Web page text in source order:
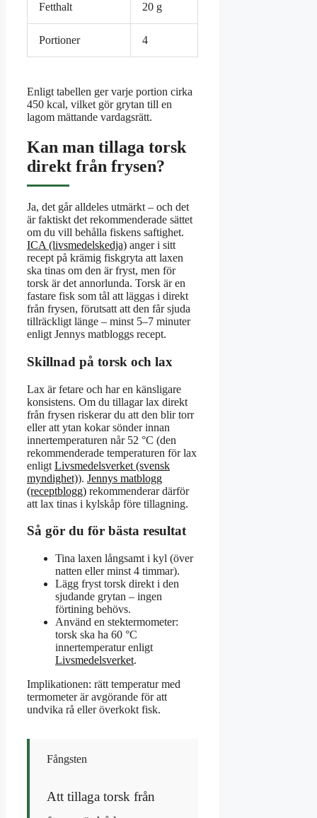
Fetthalt 20 g
Portioner 4
Enligt tabellen ger varje portion cirka
450 kcal, vilket gör grytan till en
lagom mättande vardagsrätt.
Kan man tillaga torsk
direkt från frysen?
Ja, det går alldeles utmärkt – och det
är faktiskt det rekommenderade sättet
om du vill behålla fiskens saftighet.
ICA (livsmedelskedja) anger i sitt
recept på krämig fiskgryta att laxen
ska tinas om den är fryst, men för
torsk är det annorlunda. Torsk är en
fastare fisk som tål att läggas i direkt
från frysen, förutsatt att den får sjuda
tillräckligt länge – minst 5–7 minuter
enligt Jennys matbloggs recept.
Skillnad på torsk och lax
Lax är fetare och har en känsligare
konsistens. Om du tillagar lax direkt
från frysen riskerar du att den blir torr
eller att ytan kokar sönder innan
innertemperaturen når 52 °C (den
rekommenderade temperaturen för lax
enligt Livsmedelsverket (svensk
myndighet)). Jennys matblogg
(receptblogg) rekommenderar därför
att lax tinas i kylskåp före tillagning.
Så gör du för bästa resultat
Tina laxen långsamt i kyl (över
natten eller minst 4 timmar).
Lägg fryst torsk direkt i den
sjudande grytan – ingen
förtining behövs.
Använd en stektermometer:
torsk ska ha 60 °C
innertemperatur enligt
Livsmedelsverket.
Implikationen: rätt temperatur med
termometer är avgörande för att
undvika rå eller överkokt fisk.
Fångsten
Att tillaga torsk från